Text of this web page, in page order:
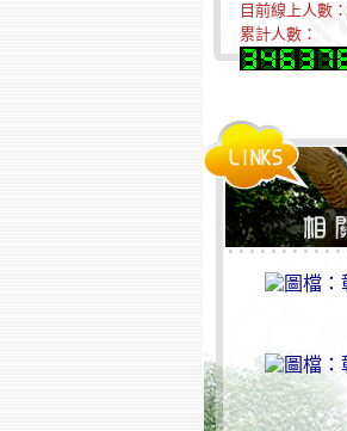
目前線上人數：
累計人數：